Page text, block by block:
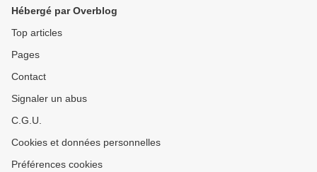
Hébergé par Overblog
Top articles
Pages
Contact
Signaler un abus
C.G.U.
Cookies et données personnelles
Préférences cookies